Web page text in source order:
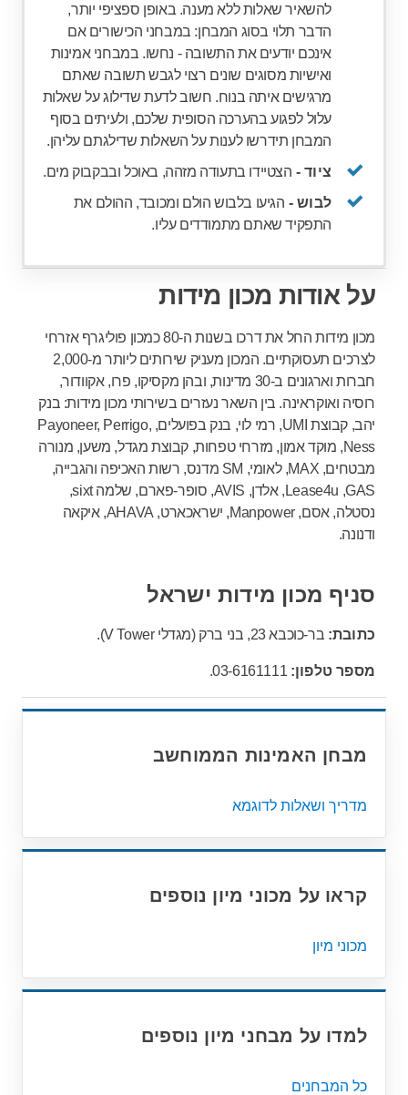
להשאיר שאלות ללא מענה. באופן ספציפי יותר,
הדבר תלוי בסוג המבחן: במבחני הכישורים אם
אינכם יודעים את התשובה - נחשו. במבחני אמינות
ואישיות מסוגים שונים רצוי לגבש תשובה שאתם
מרגישים איתה בנוח. חשוב לדעת שדילוג על שאלות
עלול לפגוע בהערכה הסופית שלכם, ולעיתים בסוף
המבחן תידרשו לענות על השאלות שדילגתם עליהן.
ציוד - הצטיידו בתעודה מזהה, באוכל ובבקבוק מים.
לבוש - הגיעו בלבוש הולם ומכובד, ההולם את
התפקיד שאתם מתמודדים עליו.
על אודות מכון מידות
מכון מידות החל את דרכו בשנות ה-80 כמכון פוליגרף אזרחי
לצרכים תעסוקתיים. המכון מעניק שירותים ליותר מ-2,000
חברות וארגונים ב-30 מדינות, ובהן מקסיקו, פרו, אקוודור,
רוסיה ואוקראינה. בין השאר נעזרים בשירותי מכון מידות: בנק
יהב, קבוצת UMI, רמי לוי, בנק בפועלים, Payoneer, Perrigo,
Ness, מוקד אמון, מזרחי טפחות, קבוצת מגדל, משען, מנורה
מבטחים, MAX, לאומי, SM מדנס, רשות האכיפה והגבייה,
Lease4u ,GAS, אלדן, AVIS, סופר-פארם, שלמה sixt,
נסטלה, אסם, Manpower, ישראכארט, AHAVA, איקאה
ודנונה.
סניף מכון מידות ישראל
כתובת: בר-כוכבא 23, בני ברק (מגדלי V Tower).
מספר טלפון:
מבחן האמינות הממוחשב
מדריך ושאלות לדוגמא
קראו על מכוני מיון נוספים
מכוני מיון
למדו על מבחני מיון נוספים
כל המבחנים